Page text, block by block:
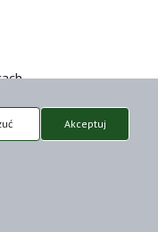
Akceptuj